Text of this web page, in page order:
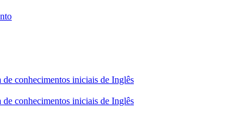
conhecimentos iniciais de Inglês
conhecimentos iniciais de Inglês